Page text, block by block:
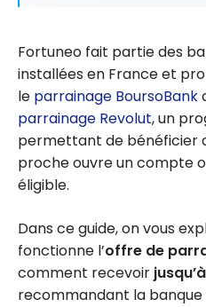
Fortuneo fait partie des
installées en France et
le parrainage BoursoBank
parrainage Revolut, un
permettant de bénéficier
proche ouvre un compte
éligible.
Dans ce guide, on vous
fonctionne l’offre de
comment recevoir
recommandant la banque